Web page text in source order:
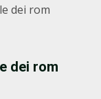
dei rom
dei rom